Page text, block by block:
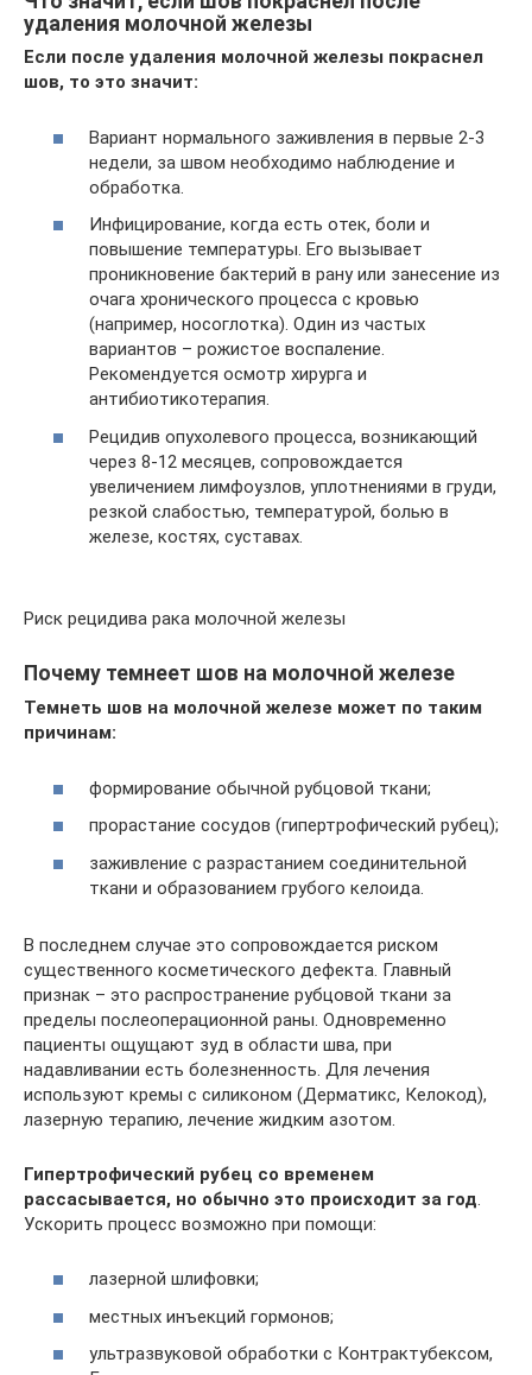
удаления молочной железы
Если после удаления молочной железы покраснел
шов, то это значит:
Вариант нормального заживления в первые 2-3
недели, за швом необходимо наблюдение и
обработка.
Инфицирование, когда есть отек, боли и
повышение температуры. Его вызывает
проникновение бактерий в рану или занесение из
очага хронического процесса с кровью
(например, носоглотка). Один из частых
вариантов – рожистое воспаление.
Рекомендуется осмотр хирурга и
антибиотикотерапия.
Рецидив опухолевого процесса, возникающий
через 8-12 месяцев, сопровождается
увеличением лимфоузлов, уплотнениями в груди,
резкой слабостью, температурой, болью в
железе, костях, суставах.
Риск рецидива рака молочной железы
Почему темнеет шов на молочной железе
Темнеть шов на молочной железе может по таким
причинам:
формирование обычной рубцовой ткани;
прорастание сосудов (гипертрофический рубец);
заживление с разрастанием соединительной
ткани и образованием грубого келоида.
В последнем случае это сопровождается риском
существенного косметического дефекта. Главный
признак – это распространение рубцовой ткани за
пределы послеоперационной раны. Одновременно
пациенты ощущают зуд в области шва, при
надавливании есть болезненность. Для лечения
используют кремы с силиконом (Дерматикс, Келокод),
лазерную терапию, лечение жидким азотом.
Гипертрофический рубец со временем
рассасывается, но обычно это происходит за год
Ускорить процесс возможно при помощи:
лазерной шлифовки;
местных инъекций гормонов;
ультразвуковой обработки с Контрактубексом,